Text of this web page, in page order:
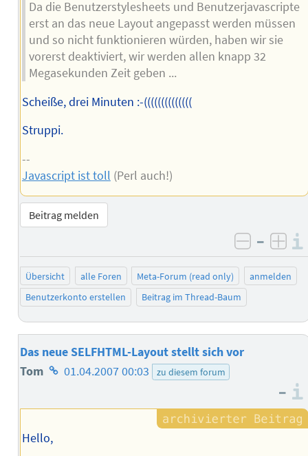
Da die Benutzerstylesheets und Benutzerjavascripte
erst an das neue Layout angepasst werden müssen
und so nicht funktionieren würden, haben wir sie
vorerst deaktiviert, wir werden allen knapp 32
Megasekunden Zeit geben ...
Scheiße, drei Minuten :-((((((((((((((
Struppi.
--
Javascript ist toll (Perl auch!)
Beitrag melden
negativ
–
Übersicht alle Foren Meta-Forum (read only)
anmelden
Benutzerkonto erstellen
Beitrag im Thread-Baum
Das neue SELFHTML-Layout stellt sich vor
Tom Homepage
Autors
01.04.2007 00:03 zu diesem forum
–
Hello,